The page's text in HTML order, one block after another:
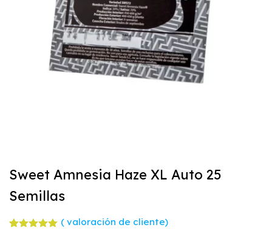
Sweet Amnesia Haze XL Auto 25
Semillas
( valoración de cliente)